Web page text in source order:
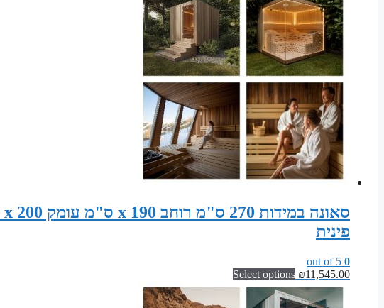
פינית
0
₪11,545.00
Select options